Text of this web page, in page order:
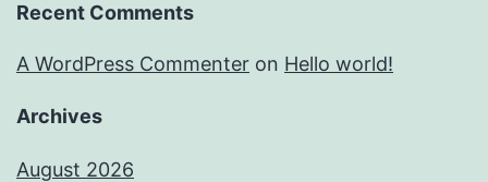
Recent Comments
A WordPress Commenter on Hello world!
Archives
August 2026